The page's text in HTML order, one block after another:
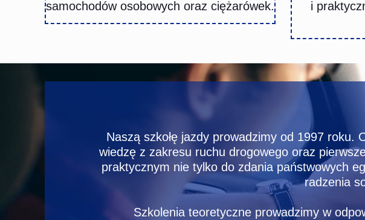
samochodów osobowych oraz ciężarówek.
i
Naszą szkołę jazdy prowadzimy od 1997
wiedzę z zakresu ruchu drogowego oraz
praktycznym nie tylko do zdania państwowych
radzenia
Szkolenia teoretyczne prowadzimy w